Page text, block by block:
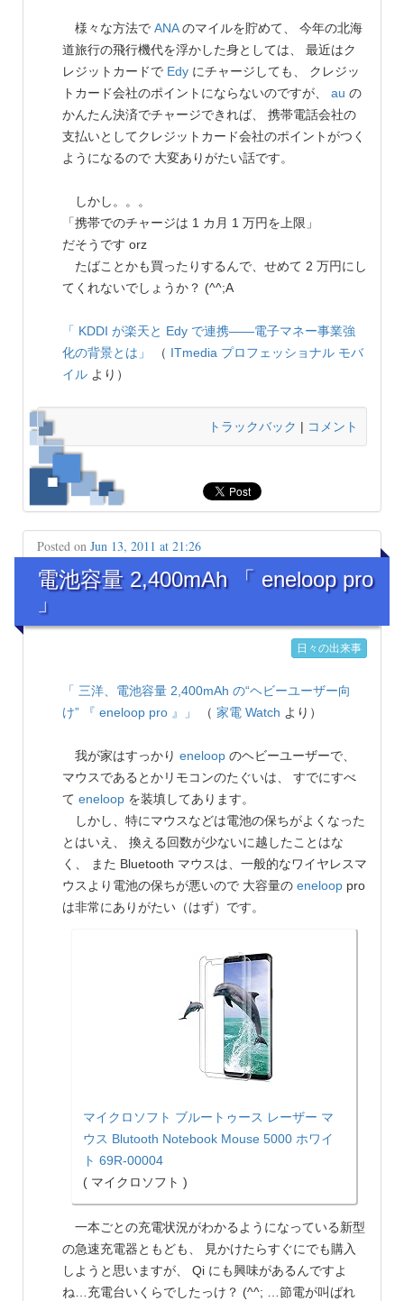
様々な方法で ANAのマイルを貯めて、 今年の北海
道旅行の飛行機代を浮かした身としては、 最近はク
レジットカードで Edy にチャージしても、 クレジッ
トカード会社のポイントにならないのですが、 au の
かんたん決済でチャージできれば、 携帯電話会社の
支払いとしてクレジットカード会社のポイントがつく
ようになるので 大変ありがたい話です。
しかし。。。
「携帯でのチャージは 1 カ月 1 万円を上限」
だそうです orz
たばことかも買ったりするんで、せめて 2 万円にし
てくれないでしょうか？ (^^;A
「 KDDI が楽天と Edy で連携――電子マネー事業強
化の背景とは」
（ ITmedia プロフェッショナル モバ
イル より）
トラックバック | コメント
Posted on Jun 13, 2011 at 21:26
電池容量 2,400mAh 「 eneloop pro
」
日々の出来事
「 三洋、電池容量 2,400mAh の“ヘビーユーザー向
け” 『 eneloop pro 』」
（ 家電 Watch より）
我が家はすっかり eneloop のヘビーユーザーで、
マウスであるとかリモコンのたぐいは、 すでにすべ
て eneloop を装填してあります。
しかし、特にマウスなどは電池の保ちがよくなった
とはいえ、 換える回数が少ないに越したことはな
く、 また Bluetooth マウスは、一般的なワイヤレスマ
ウスより電池の保ちが悪いので 大容量の eneloop pro
は非常にありがたい（はず）です。
マイクロソフト ブルートゥース レーザー マ
ウス Blutooth Notebook Mouse 5000 ホワイ
ト 69R-00004
( マイクロソフト )
一本ごとの充電状況がわかるようになっている新型
の急速充電器ともども、 見かけたらすぐにでも購入
しようと思いますが、 Qi にも興味があるんですよ
ね…充電台いくらでしたっけ？ (^^; …節電が叫ばれ